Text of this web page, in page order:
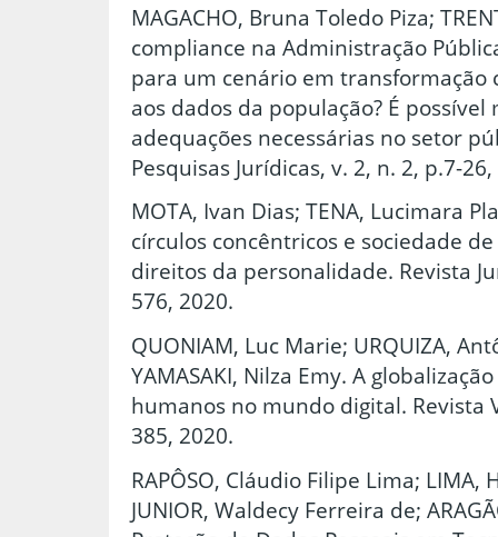
MAGACHO, Bruna Toledo Piza;
compliance na Administração
para um cenário em transformação
aos dados da população? É
adequações necessárias no setor
Pesquisas Jurídicas, v. 2, n. 2, p.7-
MOTA, Ivan Dias; TENA, Lucimara
círculos concêntricos e sociedade
direitos da personalidade. Revista
576, 2020.
QUONIAM, Luc Marie; URQUIZA,
YAMASAKI, Nilza Emy. A
humanos no mundo digital. Revista
385, 2020.
RAPÔSO, Cláudio Filipe Lima; LIMA,
JUNIOR, Waldecy Ferreira de;